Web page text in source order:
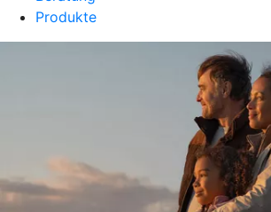
Produkte